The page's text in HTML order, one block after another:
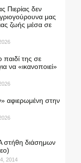
Πιερίας δεν
μας
ζωής μέσα σε
παιδί της σε
να «ικανοποιεί»
αφιερωμένη στην
στήθη διάσημων
2014